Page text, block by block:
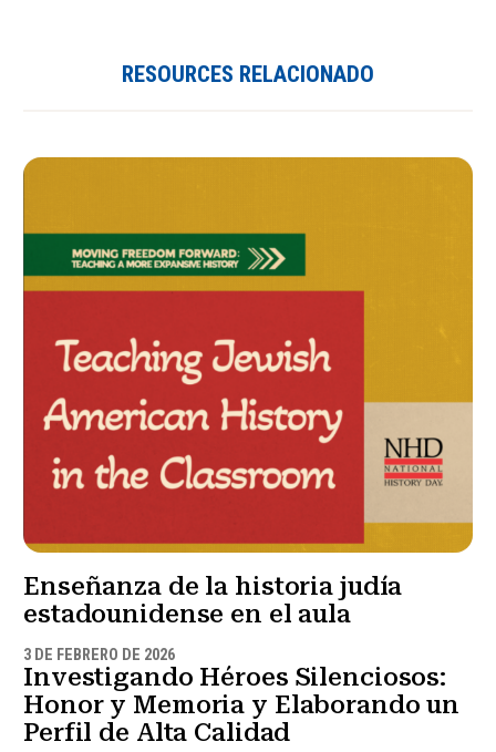
RESOURCES RELACIONADO
Enseñanza de la historia judía
estadounidense en el aula
3 DE FEBRERO DE 2026
Investigando Héroes Silenciosos:
Honor y Memoria y Elaborando un
Perfil de Alta Calidad